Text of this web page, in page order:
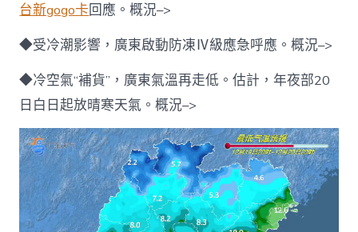
台新gogo卡回應。概況–>
◆受冷潮影響，廣東啟動防凍Ⅳ級應急呼應。概況–>
◆冷空氣“補貨”，廣東氣溫再走低。估計，年夜部20
日白日起放晴寒天氣。概況–>